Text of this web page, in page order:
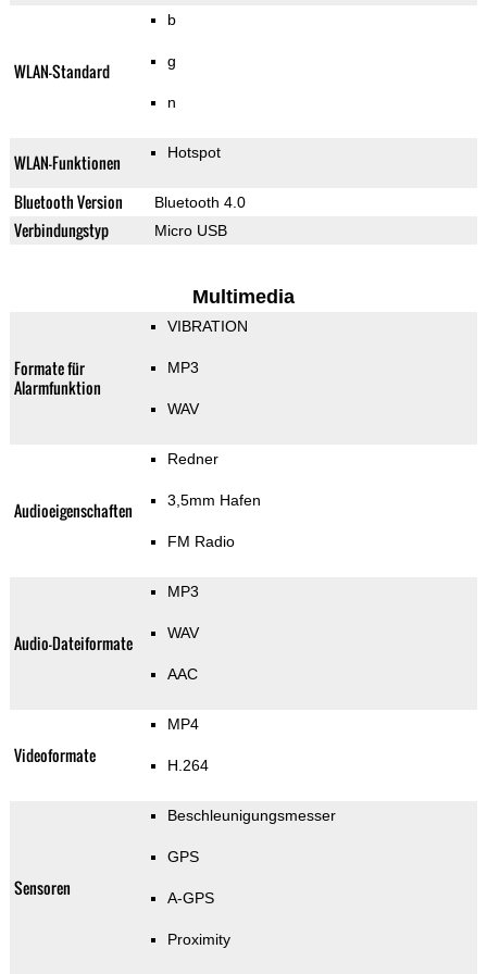
WLAN-Standard
b
g
n
WLAN-Funktionen Hotspot
Bluetooth Version Bluetooth 4.0
Verbindungstyp Micro USB
Multimedia
Formate für
Alarmfunktion
VIBRATION
MP3
WAV
Audioeigenschaften
Redner
3,5mm Hafen
FM Radio
Audio-Dateiformate
MP3
WAV
AAC
Videoformate
MP4
H.264
Sensoren
Beschleunigungsmesser
GPS
A-GPS
Proximity